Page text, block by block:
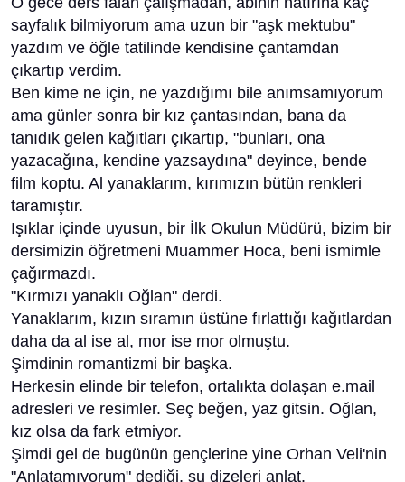
sayfalık bilmiyorum ama uzun bir "aşk mektubu"
yazdım ve öğle tatilinde kendisine çantamdan
çıkartıp verdim.
Ben kime ne için, ne yazdığımı bile anımsamıyorum
ama günler sonra bir kız çantasından, bana da
tanıdık gelen kağıtları çıkartıp, "bunları, ona
yazacağına, kendine yazsaydına" deyince, bende
film koptu. Al yanaklarım, kırımızın bütün renkleri
taramıştır.
Işıklar içinde uyusun, bir İlk Okulun Müdürü, bizim bir
dersimizin öğretmeni Muammer Hoca, beni ismimle
çağırmazdı.
"Kırmızı yanaklı Oğlan" derdi.
Yanaklarım, kızın sıramın üstüne fırlattığı kağıtlardan
daha da al ise al, mor ise mor olmuştu.
Şimdinin romantizmi bir başka.
Herkesin elinde bir telefon, ortalıkta dolaşan e.mail
adresleri ve resimler. Seç beğen, yaz gitsin. Oğlan,
kız olsa da fark etmiyor.
Şimdi gel de bugünün gençlerine yine Orhan Veli'nin
"Anlatamıyorum" dediği, şu dizeleri anlat.